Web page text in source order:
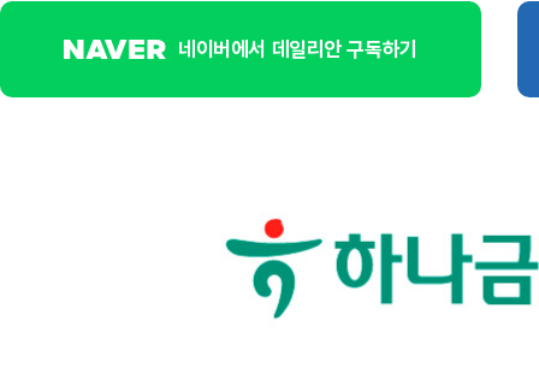
네이버에서 데일리안 구독하기